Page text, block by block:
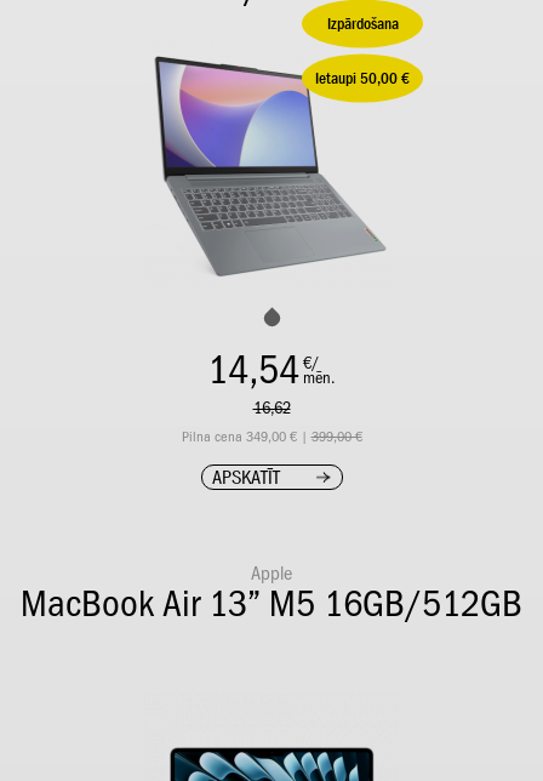
Izpārdošana
Ietaupi 50,00 €
14,54€/
mēn.
16,62
Pilna cena 349,00 € |399,00 €
APSKATĪT
Apple
MacBook Air 13” M5 16GB/512GB